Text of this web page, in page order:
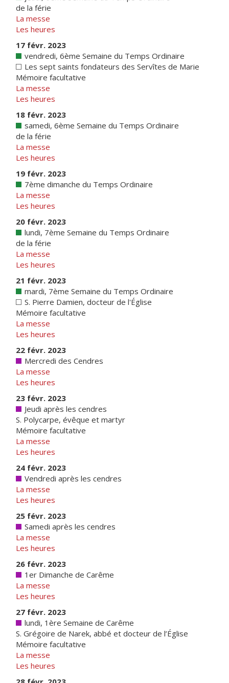
de la férie
La messe
Les heures
17 févr. 2023
vendredi, 6ème Semaine du Temps Ordinaire
Les sept saints fondateurs des Servîtes de Marie
Mémoire facultative
La messe
Les heures
18 févr. 2023
samedi, 6ème Semaine du Temps Ordinaire
de la férie
La messe
Les heures
19 févr. 2023
7ème dimanche du Temps Ordinaire
La messe
Les heures
20 févr. 2023
lundi, 7ème Semaine du Temps Ordinaire
de la férie
La messe
Les heures
21 févr. 2023
mardi, 7ème Semaine du Temps Ordinaire
S. Pierre Damien, docteur de l'Église
Mémoire facultative
La messe
Les heures
22 févr. 2023
Mercredi des Cendres
La messe
Les heures
23 févr. 2023
Jeudi après les cendres
S. Polycarpe, évêque et martyr
Mémoire facultative
La messe
Les heures
24 févr. 2023
Vendredi après les cendres
La messe
Les heures
25 févr. 2023
Samedi après les cendres
La messe
Les heures
26 févr. 2023
1er Dimanche de Carême
La messe
Les heures
27 févr. 2023
lundi, 1ère Semaine de Carême
S. Grégoire de Narek, abbé et docteur de l’Église
Mémoire facultative
La messe
Les heures